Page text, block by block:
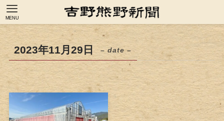
MENU
2023年11月29日 – date –